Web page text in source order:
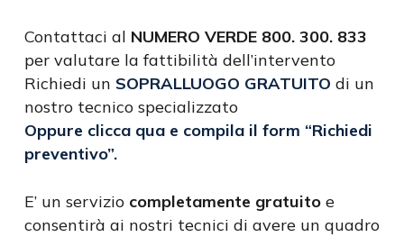
Contattaci al NUMERO VERDE 800. 300. 833
per valutare la fattibilità dell’intervento
Richiedi un SOPRALLUOGO GRATUITO di un
nostro tecnico specializzato
Oppure clicca qua e compila il form “Richiedi
preventivo”.
E’ un servizio completamente gratuitoe
consentirà ai nostri tecnici di avere un quadro